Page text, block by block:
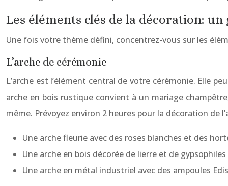
Les éléments clés de la décoration:
Une fois votre thème défini, concentrez-vous sur les
L’arche de cérémonie
L’arche est l’élément central de votre cérémonie. Elle
arche en bois rustique convient à un mariage
même. Prévoyez environ 2 heures pour la décoration de
Une arche fleurie avec des roses blanches et des
Une arche en bois décorée de lierre et de
Une arche en métal industriel avec des ampoules